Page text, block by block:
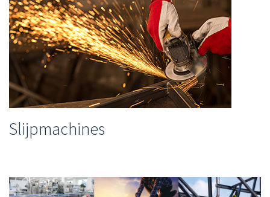
Slijpmachines